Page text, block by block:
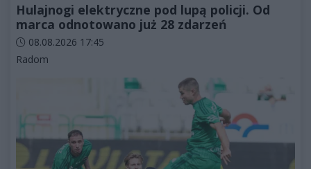
Hulajnogi elektryczne pod lupą policji. Od
marca odnotowano już 28 zdarzeń
Data dodania artykułu:
08.08.2026 17:45
Kategorie artykułu:
Radom